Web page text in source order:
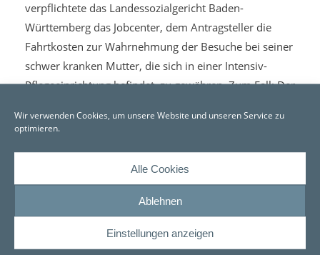
Wir verwenden Cookies, um unsere Website und unseren Service zu
optimieren.
Alle Cookies
Ablehnen
Einstellungen anzeigen
verpflichtete das Landessozialgericht Baden-
Württemberg das Jobcenter, dem Antragsteller die
Fahrtkosten zur Wahrnehmung der Besuche bei seiner
schwer kranken Mutter, die sich in einer Intensiv-
Pflegeeinrichtung befindet, zu gewähren. Zum Fall: Der
II). Nach einem Schlaganfall und einem
Fahrtkosten
Jobcenter
Mehrbedarf